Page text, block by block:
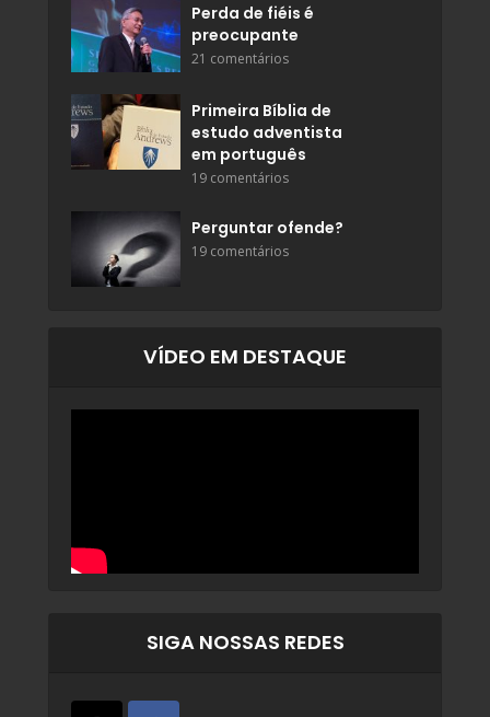
Perda de fiéis é
preocupante
21 comentários
Primeira Bíblia de
estudo adventista
em português
19 comentários
Perguntar ofende?
19 comentários
VÍDEO EM DESTAQUE
SIGA NOSSAS REDES